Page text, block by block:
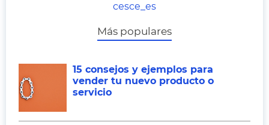
cesce_es
Más populares
15 consejos y ejemplos para
vender tu nuevo producto o
servicio